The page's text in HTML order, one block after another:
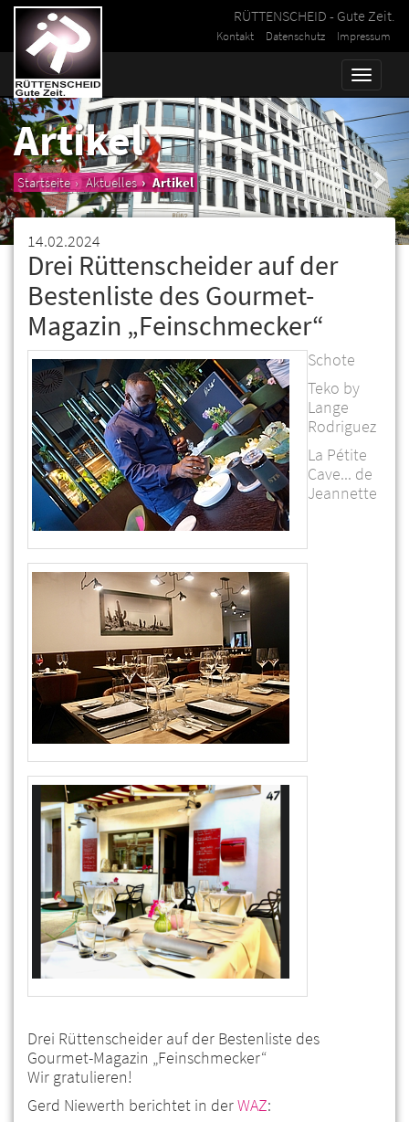
RÜTTENSCHEID - Gute Zeit.
Kontakt Datenschutz Impressum
Toggle
Artikel
Startseite Aktuelles Artikel
14.02.2024
Drei Rüttenscheider auf der
Bestenliste des Gourmet-
Magazin „Feinschmecker“
Schote
Teko by
Lange
Rodriguez
La Pétite
Cave... de
Jeannette
Drei Rüttenscheider auf der Bestenliste des
Gourmet-Magazin „Feinschmecker“
Wir gratulieren!
Gerd Niewerth berichtet in derWAZ: